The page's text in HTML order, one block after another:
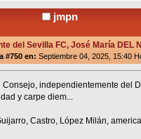
jmpn
del Sevilla FC, José María DEL
#750 en: Septiembre 04, 2025, 15:40
Consejo, independientemente del
y carpe diem...
Castro, López Milán,